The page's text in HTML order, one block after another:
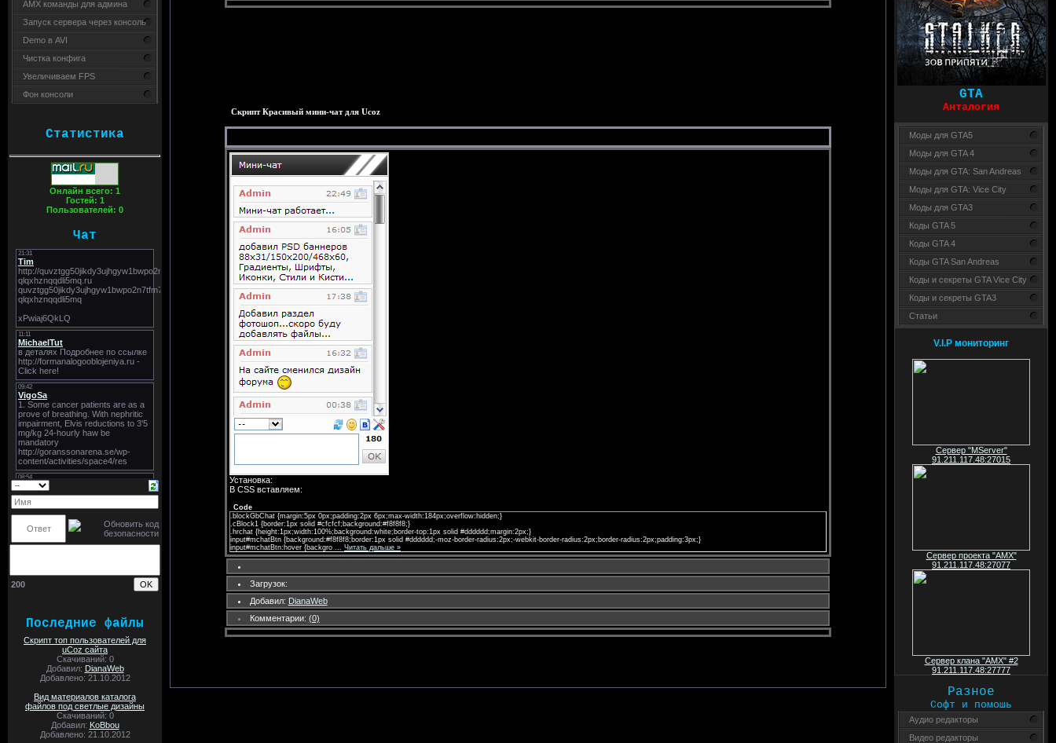
AMX команды для админа
Запуск сервера через консоль
Demo в AVI
Чистка конфига
Увеличиваем FPS
Фон консоли
Статистика
Онлайн всего: 1
Гостей: 1
Пользователей: 0
Чат
200
Последние файлы
Скрипт топ пользователей для
uCoz сайта
Скачиваний: 0
Добавил: DianaWeb
Добавлено: 21.10.2012
Вид материалов каталога
файлов под светлые дизайны
Скачиваний: 0
Добавил: KoBbou
Добавлено: 21.10.2012
Скрипт Красивый мини-чат для Ucoz
Установка:
В CSS вставляем:
Code
.blockGbChat {margin:5px 0px;padding:2px 6px;max-width:184px;overflow:hidden;}
.cBlock1 {border:1px solid #cfcfcf;background:#f8f8f8;}
.hrchat {height:1px;width:100%;background:white;border-top:1px solid #dddddd;margin:2px;}
input#mchatBtn {background:#f8f8f8;border:1px solid #dddddd;-moz-border-radius:2px;-webkit-border-radius:2px;border-radius:2px;padding:3px;}
input#mchatBtn:hover {backgro
Читать дальше »
Загрузок:
Добавил: DianaWeb
Комментарии: (0)
GTA
Анталогия
Моды для GTA5
Моды для GTA 4
Моды для GTA: San Andreas
Моды для GTA: Vice City
Моды для GTA3
Коды GTA 5
Коды GTA 4
Коды GTA San Andreas
Коды и секреты GTA Vice City
Коды и секреты GTA3
Статьи
V.I.P мониторинг
Сервер "MServer"
91.211.117.48:27015
Сервер проекта "AMX"
91.211.117.48:27077
Сервер клана "AMX" #2
91.211.117.48:27777
Разное
Софт и помошь
Аудио редакторы
Видео редакторы